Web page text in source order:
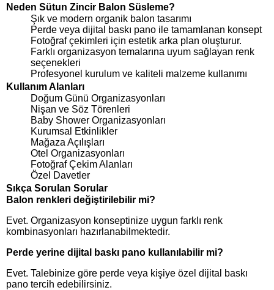
Neden Sütun Zincir Balon Süsleme?
Şık ve modern organik balon tasarımı
Perde veya dijital baskı pano ile tamamlanan konsept
Fotoğraf çekimleri için estetik arka plan oluşturur.
Farklı organizasyon temalarına uyum sağlayan renk
seçenekleri
Profesyonel kurulum ve kaliteli malzeme kullanımı
Kullanım Alanları
Doğum Günü Organizasyonları
Nişan ve Söz Törenleri
Baby Shower Organizasyonları
Kurumsal Etkinlikler
Mağaza Açılışları
Otel Organizasyonları
Fotoğraf Çekim Alanları
Özel Davetler
Sıkça Sorulan Sorular
Balon renkleri değiştirilebilir mi?
Evet. Organizasyon konseptinize uygun farklı renk
kombinasyonları hazırlanabilmektedir.
Perde yerine dijital baskı pano kullanılabilir mi?
Evet. Talebinize göre perde veya kişiye özel dijital baskı
pano tercih edebilirsiniz.